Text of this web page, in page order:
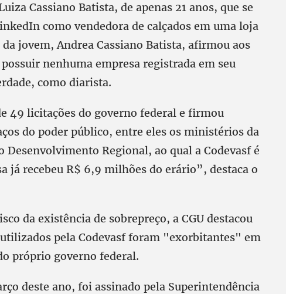
Cassiano Batista, de apenas 21 anos, que se
como vendedora de calçados em uma loja
jovem, Andrea Cassiano Batista, afirmou aos
nenhuma empresa registrada em seu
como diarista.
49 licitações do governo federal e firmou
do poder público, entre eles os ministérios da
Desenvolvimento Regional, ao qual a Codevasf é
já recebeu R$ 6,9 milhões do erário”, destaca o
da existência de sobrepreço, a CGU destacou
pela Codevasf foram "exorbitantes" em
próprio governo federal.
deste ano, foi assinado pela Superintendência